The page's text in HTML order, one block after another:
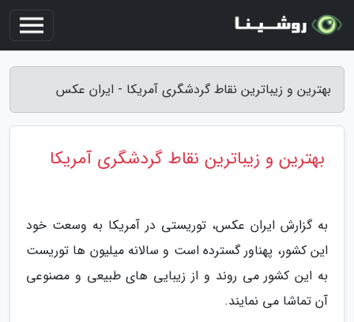
بهترین و زیباترین نقاط گردشگری آمریکا - ایران عکس
بهترین و زیباترین نقاط گردشگری آمریکا
به گزارش ایران عکس، توریستی در آمریکا به وسعت خود
این کشور، پهناور گسترده است و سالانه میلیون ها توریست
به این کشور می روند و از زیبایی های طبیعی و مصنوعی
آن تماشا می نمایند.